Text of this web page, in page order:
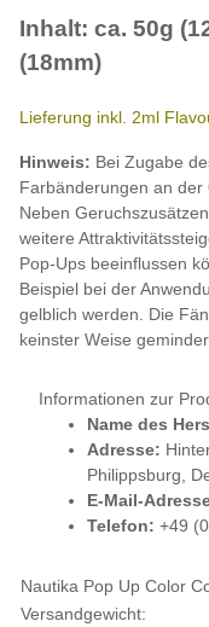
Inhalt: ca. 50g
(18mm)
Lieferung inkl. 2ml
Hinweis: Bei Zugabe
Farbänderungen an der
Neben
weitere
Pop-Ups beeinflussen
Beispiel bei der
gelblich werden. Die
keinster Weise
Informationen zur
Name des
Adresse:
Philippsburg,
E-Mail-
Telefon: +49
Produkteigenschaft
Wert
Nautika Pop Up Color
Versandgewicht: